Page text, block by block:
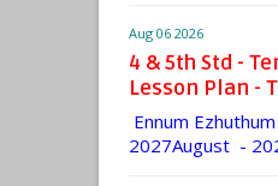
Aug 06 2026
4 & 5th Std -
Lesson Plan -
Ennum
2027August -